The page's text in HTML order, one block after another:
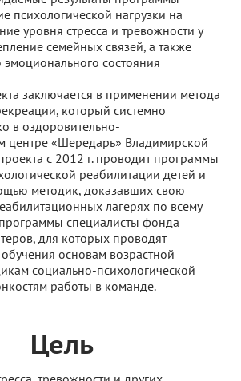
психологической нагрузки на
уровня стресса и тревожности у
семейных связей, а также
состояния
заключается в применении метода
который системно
в оздоровительно-
центре «Шередарь» Владимирской
с 2012 г. проводит программы
реабилитации детей и
методик, доказавших свою
лагерях по всему
специалисты фонда
для которых проводят
основам возрастной
социально-психологической
работы в команде.
Цель